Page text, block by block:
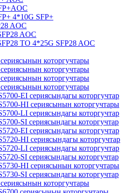
4*10G SFP+
AOC
AOC
TO 4*25G SFP28 AOC
которгучтары
которгучтары
которгучтары
которгучтары
EI сериясындагы которгучтар
HI сериясынын которгучтары
LI сериясындагы которгучтар
SI сериясындагы которгучтар
EI сериясындагы которгучтар
HI сериясындагы которгучтар
LI сериясындагы которгучтар
SI сериясындагы которгучтар
HI сериясынын которгучтары
SI сериясындагы которгучтар
которгучтары